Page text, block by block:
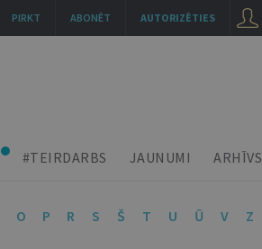
#TEIRDARBS JAUNUMI ARHĪVS
O P R S Š T U Ū V Z
AUTORIZĒTIES
ABONĒT
PIRKT